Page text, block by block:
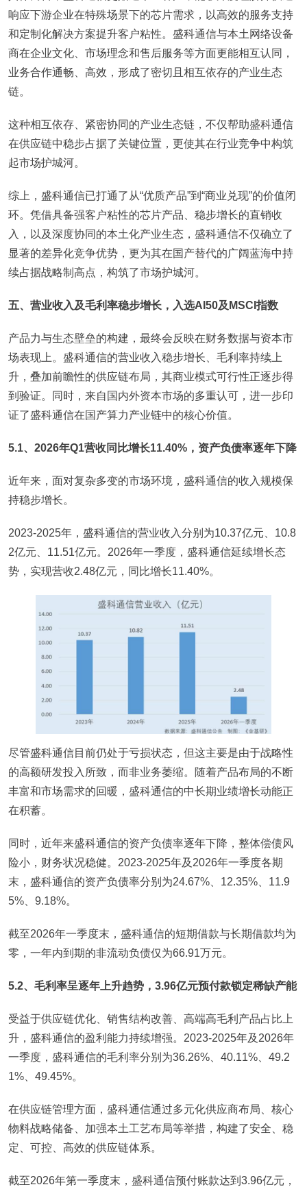
响应下游企业在特殊场景下的芯片需求，以高效的服务支持
和定制化解决方案提升客户粘性。盛科通信与本土网络设备
商在企业文化、市场理念和售后服务等方面更能相互认同，
业务合作通畅、高效，形成了密切且相互依存的产业生态
链。
这种相互依存、紧密协同的产业生态链，不仅帮助盛科通信
在供应链中稳步占据了关键位置，更使其在行业竞争中构筑
起市场护城河。
综上，盛科通信已打通了从“优质产品”到“商业兑现”的价值闭
环。凭借具备强客户粘性的芯片产品、稳步增长的直销收
入，以及深度协同的本土化产业生态，盛科通信不仅确立了
显著的差异化竞争优势，更为其在国产替代的广阔蓝海中持
续占据战略制高点，构筑了市场护城河。
五、营业收入及毛利率稳步增长，入选AI50及MSCI指数
产品力与生态壁垒的构建，最终会反映在财务数据与资本市
场表现上。盛科通信的营业收入稳步增长、毛利率持续上
升，叠加前瞻性的供应链布局，其商业模式可行性正逐步得
到验证。同时，来自国内外资本市场的多重认可，进一步印
证了盛科通信在国产算力产业链中的核心价值。
5.1、2026年Q1营收同比增长11.40%，资产负债率逐年下降
近年来，面对复杂多变的市场环境，盛科通信的收入规模保
持稳步增长。
2023-2025年，盛科通信的营业收入分别为10.37亿元、10.8
2亿元、11.51亿元。2026年一季度，盛科通信延续增长态
势，实现营收2.48亿元，同比增长11.40%。
尽管盛科通信目前仍处于亏损状态，但这主要是由于战略性
的高额研发投入所致，而非业务萎缩。随着产品布局的不断
丰富和市场需求的回暖，盛科通信的中长期业绩增长动能正
在积蓄。
同时，近年来盛科通信的资产负债率逐年下降，整体偿债风
险小，财务状况稳健。2023-2025年及2026年一季度各期
末，盛科通信的资产负债率分别为24.67%、12.35%、11.9
5%、9.18%。
截至2026年一季度末，盛科通信的短期借款与长期借款均为
零，一年内到期的非流动负债仅为66.91万元。
5.2、毛利率呈逐年上升趋势，3.96亿元预付款锁定稀缺产能
受益于供应链优化、销售结构改善、高端高毛利产品占比上
升，盛科通信的盈利能力持续增强。2023-2025年及2026年
一季度，盛科通信的毛利率分别为36.26%、40.11%、49.2
1%、49.45%。
在供应链管理方面，盛科通信通过多元化供应商布局、核心
物料战略储备、加强本土工艺布局等举措，构建了安全、稳
定、可控、高效的供应链体系。
截至2026年第一季度末，盛科通信预付账款达到3.96亿元，